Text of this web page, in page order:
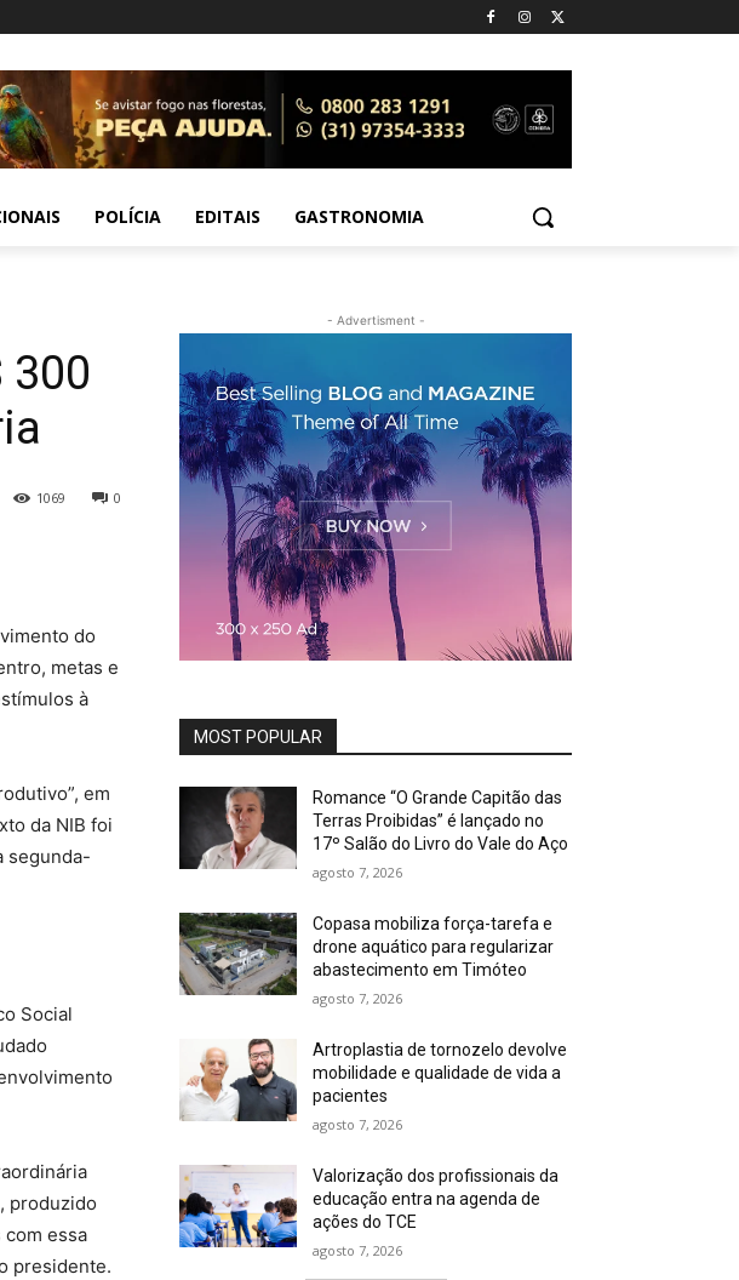
POLÍCIA EDITAIS GASTRONOMIA
300
0
1069
do
metas e
à
em
da NIB foi
segunda-
Social
produzido
essa
presidente.
- Advertisment -
MOST POPULAR
Romance “O Grande Capitão das
Terras Proibidas” é lançado no
17º Salão do Livro do Vale do Aço
agosto 7, 2026
Copasa mobiliza força-tarefa e
drone aquático para regularizar
abastecimento em Timóteo
agosto 7, 2026
Artroplastia de tornozelo devolve
mobilidade e qualidade de vida a
pacientes
agosto 7, 2026
Valorização dos profissionais da
educação entra na agenda de
ações do TCE
agosto 7, 2026